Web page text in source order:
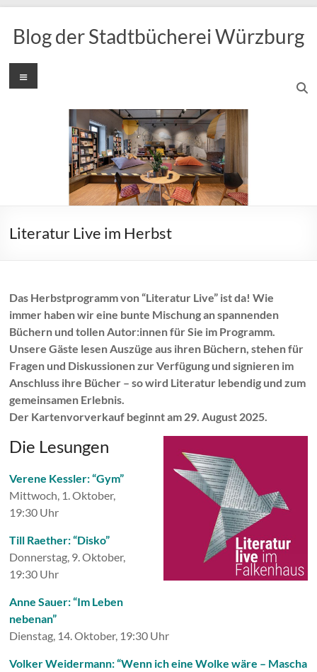
Inhalt
springen
Blog der Stadtbücherei Würzburg
Menü
Literatur Live im Herbst
Das Herbstprogramm von “Literatur Live” ist da! Wie
immer haben wir eine bunte Mischung an spannenden
Büchern und tollen Autor:innen für Sie im Programm.
Unsere Gäste lesen Auszüge aus ihren Büchern, stehen für
Fragen und Diskussionen zur Verfügung und signieren im
Anschluss ihre Bücher – so wird Literatur lebendig und zum
gemeinsamen Erlebnis.
Der Kartenvorverkauf beginnt am 29. August 2025.
Die Lesungen
Verene Kessler: “Gym”
Mittwoch, 1. Oktober,
19:30 Uhr
Till Raether: “Disko”
Donnerstag, 9. Oktober,
19:30 Uhr
Anne Sauer: “Im Leben
nebenan”
Dienstag, 14. Oktober, 19:30 Uhr
Volker Weidermann: “Wenn ich eine Wolke wäre – Mascha